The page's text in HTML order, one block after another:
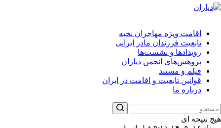
اقامت ویژه مهاجران نخبه
تابعیت فرزندان مادر ایرانی
رویدادها و نشست‌ها
پژوهش‌های انجمن دیاران
فیلم و مستند
قوانین تابعیت و اقامت در ایران
درباره ما
هیچ نتیجه ای